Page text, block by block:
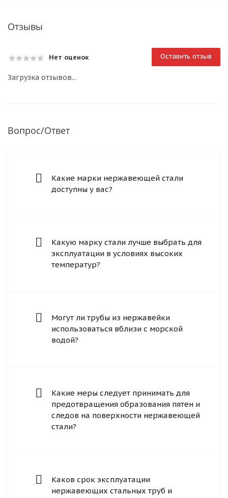
Отзывы
Нет оценок Оставить отзыв
Загрузка отзывов...
Вопрос/Ответ
Какие марки нержавеющей стали
доступны у вас?
Какую марку стали лучше выбрать для
эксплуатации в условиях высоких
температур?
Могут ли трубы из нержавейки
использоваться вблизи с морской
водой?
Какие меры следует принимать для
предотвращения образования пятен и
следов на поверхности нержавеющей
стали?
Каков срок эксплуатации
нержавеющих стальных труб и